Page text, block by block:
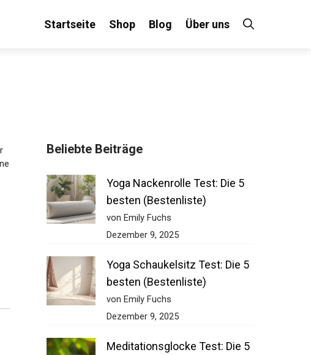
Startseite Shop Blog Über uns
Beliebte Beiträge
Yoga Nackenrolle Test: Die 5
besten (Bestenliste)
von Emily Fuchs
Dezember 9, 2025
Yoga Schaukelsitz Test: Die 5
besten (Bestenliste)
von Emily Fuchs
Dezember 9, 2025
Meditationsglocke Test: Die 5